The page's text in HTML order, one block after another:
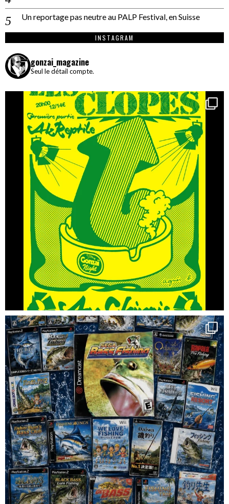
Un reportage pas neutre au PALP Festival, en Suisse
INSTAGRAM
gonzai_magazine
Seul le détail compte.